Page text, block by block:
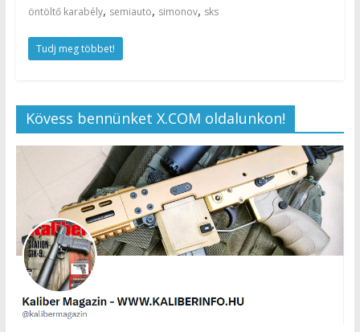
öntöltő karabély, semiauto, simonov, sks
Tudj meg többet!
Kövess bennünket X.COM oldalunkon!